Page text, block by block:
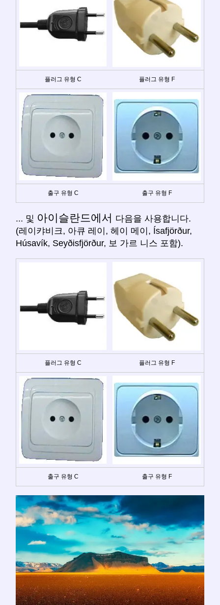
플러그 유형 C 플러그 유형 F
출구 유형 C 출구 유형 F
... 및 아이슬란드에서 다음을 사용합니다.
(레이캬비크, 아큐 레이, 헤이 메이, Ísafjörður,
Húsavík, Seyðisfjörður, 보 가르 니스 포함).
플러그 유형 C 플러그 유형 F
출구 유형 C 출구 유형 F